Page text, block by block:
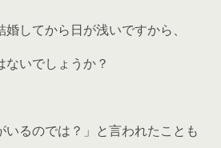
してから日が浅いですから、
ないでしょうか？
いるのでは？」と言われたことも